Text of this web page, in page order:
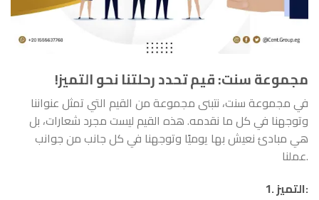
!مجموعة سنت:قيم تحدد رحلتنا نحو التميز
في مجموعة سنت، نتبنى مجموعة من القيم التي تمثل عنواننا
وتوجهنا في كل ما نقدمه. هذه القيم ليست مجرد شعارات، بل
هي مبادئ نعيش بها يوميًا وتوجهنا في كل جانب من جوانب
عملنا.
1.التميز: